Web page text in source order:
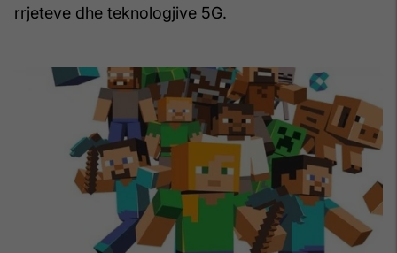
rrjeteve dhe teknologjive 5G.